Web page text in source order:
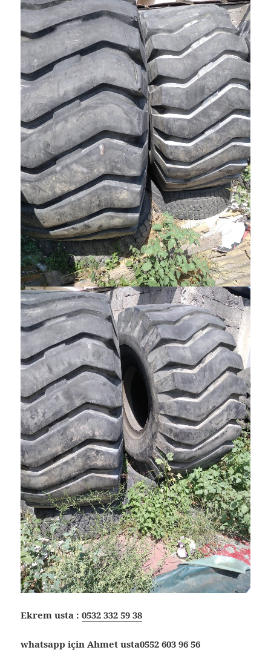
Ekrem usta :0532 332 59 38
whatsapp için Ahmet usta0552 603 96 56